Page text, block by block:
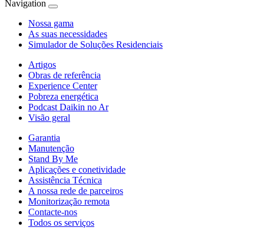
Navigation
Nossa gama
As suas necessidades
Simulador de Soluções Residenciais
Artigos
Obras de referência
Experience Center
Pobreza energética
Podcast Daikin no Ar
Visão geral
Garantia
Manutenção
Stand By Me
Aplicações e conetividade
Assistência Técnica
A nossa rede de parceiros
Monitorização remota
Contacte-nos
Todos os serviços